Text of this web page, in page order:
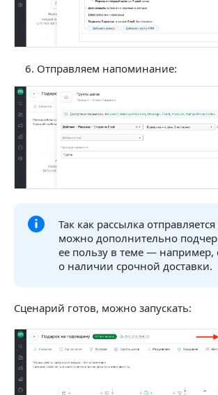
Отправляем напоминание:
Так как рассылка
можно дополнительно
ее пользу в теме — например,
о наличии срочной доставки.
Сценарий готов, можно запускать: